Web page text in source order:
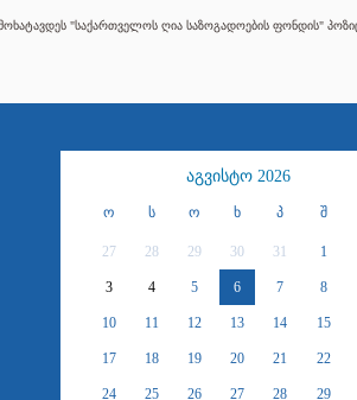
"საქართველოს ღია საზოგადოების ფონდის"
აგვისტო 2026
ო ს ო ხ პ შ
27 28 29 30 31 1
3 4 5 6 7 8
10 11 12 13 14 15
17 18 19 20 21 22
24 25 26 27 28 29